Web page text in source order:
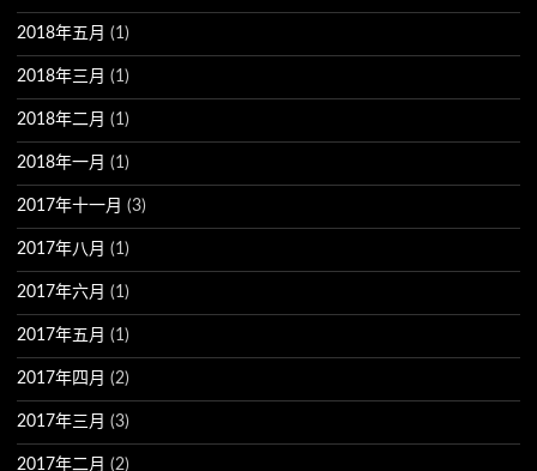
2018年五月 (1)
2018年三月 (1)
2018年二月 (1)
2018年一月 (1)
2017年十一月 (3)
2017年八月 (1)
2017年六月 (1)
2017年五月 (1)
2017年四月 (2)
2017年三月 (3)
2017年二月 (2)